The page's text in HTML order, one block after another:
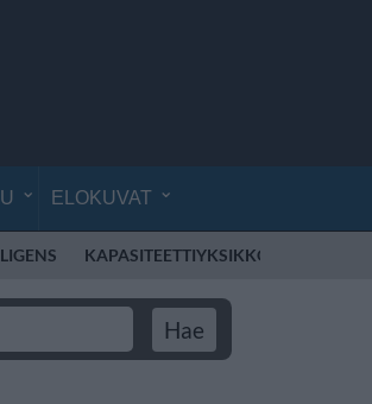
ELOKUVAT
KAPASITEETTIYKSIKKÖ